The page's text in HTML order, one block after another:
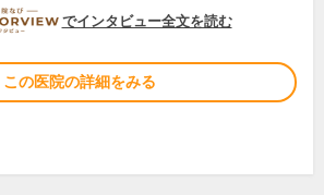
DOCTORVIEW
でインタビュー全文を読む
この医院の詳細をみる